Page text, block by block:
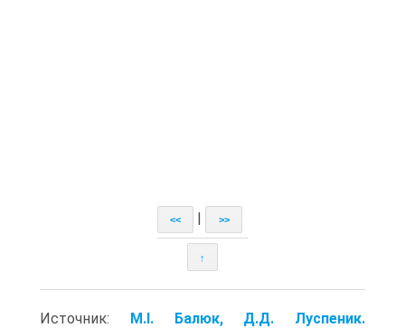
<< >>
↑
Источник: М.І. Балюк, Д.Д. Луспеник.